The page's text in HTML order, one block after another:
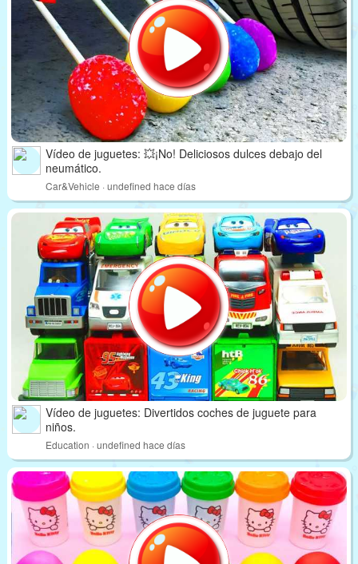
Vídeo de juguetes: 💥¡No! Deliciosos dulces debajo del
neumático.
Car&Vehicle · undefined hace días
Vídeo de juguetes: Divertidos coches de juguete para
niños.
Education · undefined hace días